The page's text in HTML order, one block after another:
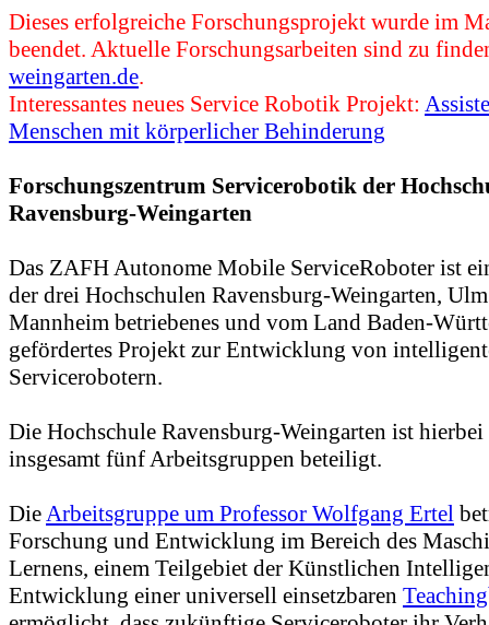
Dieses erfolgreiche Forschungsprojekt wurde im
beendet. Aktuelle Forschungsarbeiten sind zu
weingarten.de.
Interessantes neues Service Robotik Projekt:
Menschen mit körperlicher Behinderung
Forschungszentrum Servicerobotik der
Ravensburg-Weingarten
Das ZAFH Autonome Mobile ServiceRoboter ist
der drei Hochschulen Ravensburg-Weingarten,
Mannheim betriebenes und vom Land Baden-
gefördertes Projekt zur Entwicklung von
Servicerobotern.
Die Hochschule Ravensburg-Weingarten ist
insgesamt fünf Arbeitsgruppen beteiligt.
DieArbeitsgruppe um Professor Wolfgang Ertel
Forschung und Entwicklung im Bereich des
Lernens, einem Teilgebiet der Künstlichen
Entwicklung einer universell einsetzbaren